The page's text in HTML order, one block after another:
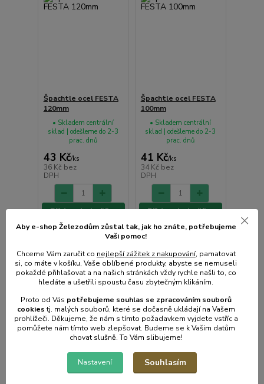
Špachtle ocel FESTA
120mm
43 Kč/ks
36 Kč bez
DPH
• Skladem centrální
sklad | odešleme do 2-3
prac. dnů
Přidat do košíku
Špachtle ocel FESTA
100mm
41 Kč/ks
34 Kč bez
DPH
• Skladem centrální
sklad | odešleme do 2-3
prac. dnů
Přidat do košíku
Aby e-shop Železodům zůstal tak, jak ho znáte, potřebujeme
Vaši pomoc!
Chceme Vám zaručit co nejlepší zážitek z nakupování, pamatovat
si, co máte v košíku, Vaše oblíbené produkty, abyste se nemuseli
pokaždé přihlašovat a na našich stránkách vždy rychle našli to, co
hledáte a ušetřili spoustu času zbytečným klikáním.
Proto od Vás potřebujeme souhlas se zpracováním souborů
cookiestj. malých souborů, které se dočasně ukládají na Vašem
prohlížeči. Děkujeme, že nám s tímto požadavkem vyjdete vstříc a
pomůžete nám tímto web zlepšovat. Budeme se k Vašim datům
chovat slušně. To Vám slibujeme!
Nastavení Souhlasím